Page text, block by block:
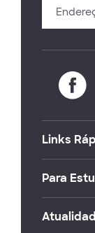
Links
Para